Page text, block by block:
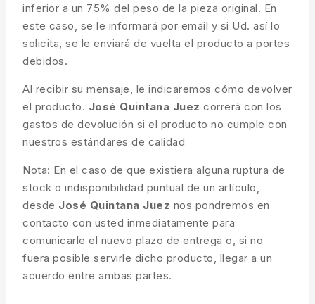
inferior a un 75% del peso de la pieza original. En
este caso, se le informará por email y si Ud. así lo
solicita, se le enviará de vuelta el producto a portes
debidos.
Al recibir su mensaje, le indicaremos cómo devolver
el producto. José Quintana Juez correrá con los
gastos de devolución si el producto no cumple con
nuestros estándares de calidad
Nota: En el caso de que existiera alguna ruptura de
stock o indisponibilidad puntual de un artículo,
desde José Quintana Juez nos pondremos en
contacto con usted inmediatamente para
comunicarle el nuevo plazo de entrega o, si no
fuera posible servirle dicho producto, llegar a un
acuerdo entre ambas partes.